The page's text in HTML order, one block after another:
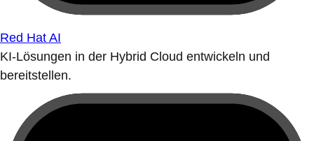
Red Hat AI
KI-Lösungen in der Hybrid Cloud entwickeln und
bereitstellen.